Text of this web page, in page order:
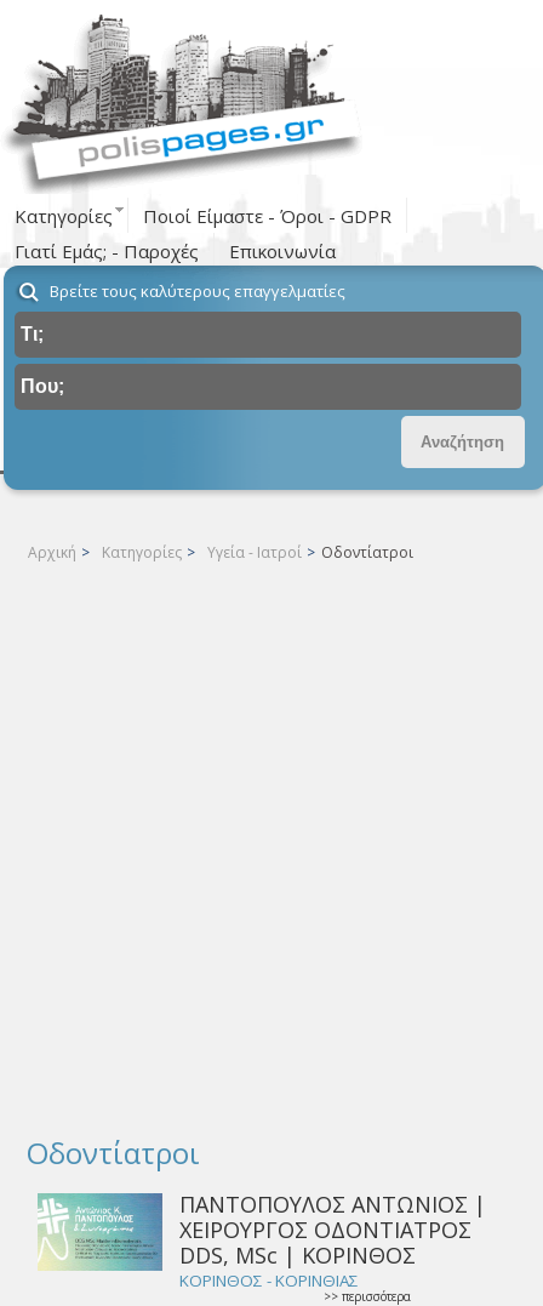
Κατηγορίες
Ποιοί Είμαστε - Όροι - GDPR
Γιατί Εμάς; - Παροχές
Επικοινωνία
Βρείτε τους καλύτερους επαγγελματίες
Αρχική > Κατηγορίες > Υγεία - Ιατροί > Οδοντίατροι
Οδοντίατροι
ΠΑΝΤΟΠΟΥΛΟΣ ΑΝΤΩΝΙΟΣ |
ΧΕΙΡΟΥΡΓΟΣ ΟΔΟΝΤΙΑΤΡΟΣ
DDS, MSc | ΚΟΡΙΝΘΟΣ
ΚΟΡΙΝΘΟΣ - ΚΟΡΙΝΘΙΑΣ
>> περισσότερα